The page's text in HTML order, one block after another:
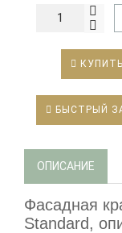
КУПИТЬ
БЫСТРЫЙ
ОПИСАНИЕ
Фасадная
Standard,